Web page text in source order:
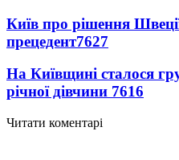
Київ про рішення
прецедент7627
На Київщині сталося
річної дівчини 7616
Читати коментарі